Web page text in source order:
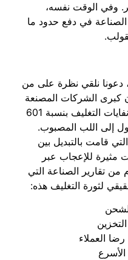
وفي الوقت نفسه،
الصناعة في دفع حدود ما
دعونا نلقي نظرة على من
كبرى الشركات المصنعة
للإلكترونيات قد خفضت بالفعل نفايات التغليف بنسبة 601
منذ التحول إلى اللب المصبوب.
قامت بالتبديل بين
تحسينات مثيرة للإعجاب عبر
من تقارير الصناعة التي
لثورة التغليف هذه: